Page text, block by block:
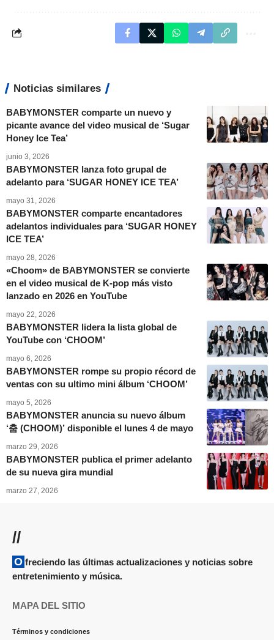
Noticias similares
BABYMONSTER comparte un nuevo y
picante avance del video musical de ‘Sugar
Honey Ice Tea’
junio 3, 2026
BABYMONSTER lanza foto grupal de
adelanto para ‘SUGAR HONEY ICE TEA’
mayo 31, 2026
BABYMONSTER comparte encantadores
adelantos individuales para ‘SUGAR HONEY
ICE TEA’
mayo 28, 2026
«Choom» de BABYMONSTER se convierte
en el video musical de K-pop más visto
lanzado en 2026 en YouTube
mayo 22, 2026
BABYMONSTER lidera la lista global de
YouTube con ‘CHOOM’
mayo 6, 2026
BABYMONSTER rompe su propio récord de
ventas con su ultimo mini álbum ‘CHOOM’
mayo 5, 2026
BABYMONSTER anuncia su nuevo álbum
‘춤 (CHOOM)’ disponible el lunes 4 de mayo
marzo 29, 2026
BABYMONSTER publica el primer adelanto
de su nueva gira mundial
marzo 27, 2026
//
Ofreciendo las últimas actualizaciones y noticias sobre
entretenimiento y música.
MAPA DEL SITIO
Términos y condiciones